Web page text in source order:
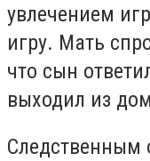
увлечением
игру. Мать
что сын
выходил из
Следственным